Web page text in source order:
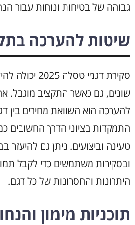
גבוהה של בטיחות ונוחות עבור
שיטות להערכה
סקירת דגמי
שונים, גם כאשר התקציב מוגבל.
להערכה הוא השוואת מחירים בין
התמקדות בציוני הדרך החשובים
טעינה וביצועים. ניתן גם להיעזר
ובסקירות משתמשים כדי לקבל
היתרונות והחסרונות של כל דגם.
תוכניות מימון